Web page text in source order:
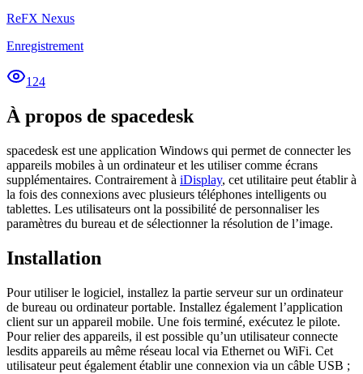
ReFX Nexus
Enregistrement
124
À propos de spacedesk
spacedesk est une application Windows qui permet de connecter les
appareils mobiles à un ordinateur et les utiliser comme écrans
supplémentaires. Contrairement à iDisplay, cet utilitaire peut établir à
la fois des connexions avec plusieurs téléphones intelligents ou
tablettes. Les utilisateurs ont la possibilité de personnaliser les
paramètres du bureau et de sélectionner la résolution de l’image.
Installation
Pour utiliser le logiciel, installez la partie serveur sur un ordinateur
de bureau ou ordinateur portable. Installez également l’application
client sur un appareil mobile. Une fois terminé, exécutez le pilote.
Pour relier des appareils, il est possible qu’un utilisateur connecte
lesdits appareils au même réseau local via Ethernet ou WiFi. Cet
utilisateur peut également établir une connexion via un câble USB ;